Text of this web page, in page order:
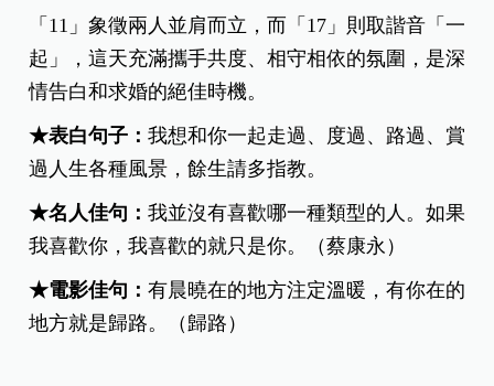
「11」象徵兩人並肩而立，而「17」則取諧音「一
起」，這天充滿攜手共度、相守相依的氛圍，是深
情告白和求婚的絕佳時機。
★表白句子：我想和你一起走過、度過、路過、賞
過人生各種風景，餘生請多指教。
★名人佳句：我並沒有喜歡哪一種類型的人。如果
我喜歡你，我喜歡的就只是你。（蔡康永）
★電影佳句：有晨曉在的地方注定溫暖，有你在的
地方就是歸路。（歸路）